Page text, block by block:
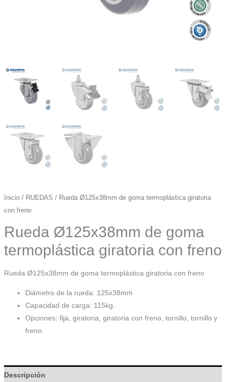
Inicio/ RUEDAS / Rueda Ø125x38mm de goma termoplástica giratoria
con freno
Rueda Ø125x38mm de goma
termoplástica giratoria con freno
Rueda Ø125x38mm de goma termoplástica giratoria con freno
Diámetro de la rueda: 125x38mm
Capacidad de carga: 115kg.
Opciones: fija, giratoria, giratoria con freno, tornillo, tornillo y
freno.
Descripción